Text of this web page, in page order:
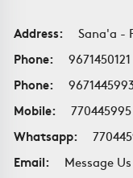
Address:
Sana'a -
Phone:
9671450121
Phone:
Mobile:
770445995
Whatsapp:
Email:
Message Us